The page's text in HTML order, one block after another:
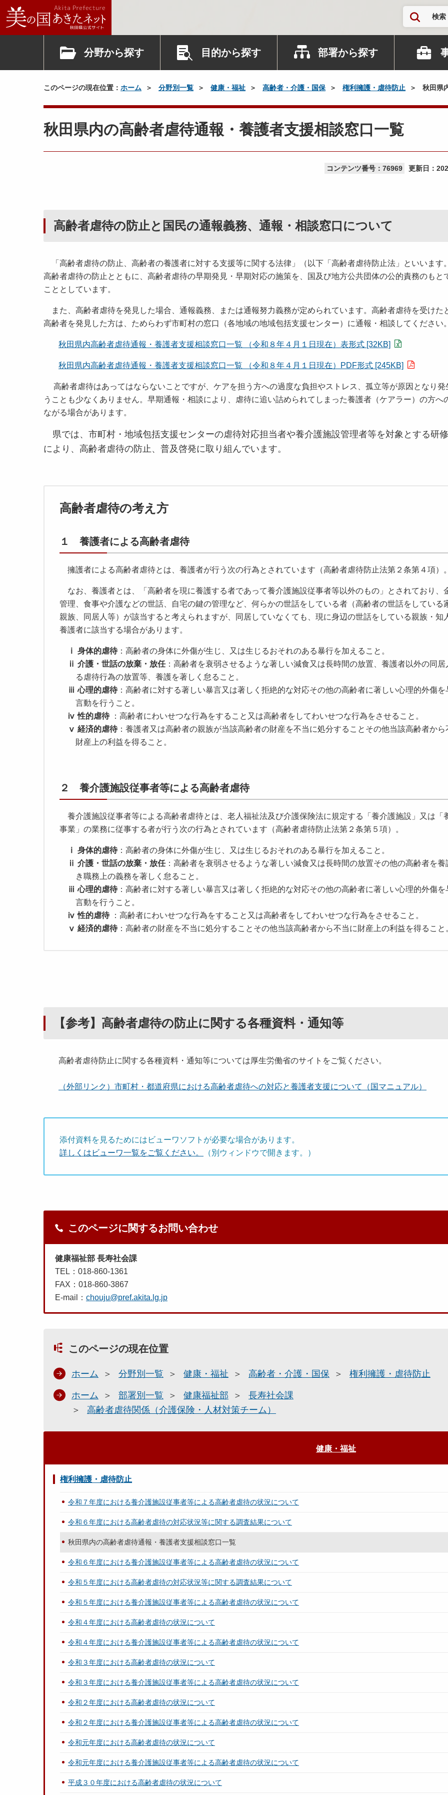
検索
分野から探す 目的から探す 部署から探す
このページの現在位置： ホーム 分野別一覧 健康・福祉 高齢者・介護・国保 権利擁護・虐待防止 秋田県
秋田県内の高齢者虐待通報・養護者支援相談窓口一覧
コンテンツ番号：76969 更新日：
高齢者虐待の防止と国民の通報義務、通報・相談窓口について
「高齢者虐待の防止、高齢者の養護者に対する支援等に関する法律」（以下「高齢者虐待防止法」といいます
高齢者虐待の防止とともに、高齢者虐待の早期発見・早期対応の施策を、国及び地方公共団体の公的責務のもと
こととしています。
また、高齢者虐待を発見した場合、通報義務、または通報努力義務が定められています。高齢者虐待を受けた
高齢者を発見した方は、ためらわず市町村の窓口（各地域の地域包括支援センター）に通報・相談してください
秋田県内高齢者虐待通報・養護者支援相談窓口一覧 （令和８年４月１日現在）表形式 [32KB]
秋田県内高齢者虐待通報・養護者支援相談窓口一覧 （令和８年４月１日現在）PDF形式 [245KB]
高齢者虐待はあってはならないことですが、ケアを担う方への過度な負担やストレス、孤立等が原因となり発
うことも少なくありません。早期通報・相談により、虐待に追い詰められてしまった養護者（ケアラー）の方へ
ながる場合があります。
県では、市町村・地域包括支援センターの虐待対応担当者や養介護施設管理者等を対象とする研
により、高齢者虐待の防止、普及啓発に取り組んでいます。
高齢者虐待の考え方
１ 養護者による高齢者虐待
擁護者による高齢者虐待とは、養護者が行う次の行為とされています（高齢者虐待防止法第２条第４項）
なお、養護者とは、「高齢者を現に養護する者であって養介護施設従事者等以外のもの」とされており、
管理、食事や介護などの世話、自宅の鍵の管理など、何らかの世話をしている者（高齢者の世話をしている
親族、同居人等）が該当すると考えられますが、同居していなくても、現に身辺の世話をしている親族・知
養護者に該当する場合があります。
ⅰ 身体的虐待：高齢者の身体に外傷が生じ、又は生じるおそれのある暴行を加えること。
ⅱ 介護・世話の放棄・放任：高齢者を衰弱させるような著しい減食又は長時間の放置、養護者以外の同居
る虐待行為の放置等、養護を著しく怠ること。
ⅲ 心理的虐待：高齢者に対する著しい暴言又は著しく拒絶的な対応その他の高齢者に著しい心理的外傷を
言動を行うこと。
ⅳ 性的虐待：高齢者にわいせつな行為をすること又は高齢者をしてわいせつな行為をさせること。
ⅴ 経済的虐待：養護者又は高齢者の親族が当該高齢者の財産を不当に処分することその他当該高齢者から
財産上の利益を得ること。
２ 養介護施設従事者等による高齢者虐待
養介護施設従事者等による高齢者虐待とは、老人福祉法及び介護保険法に規定する「養介護施設」又は「
事業」の業務に従事する者が行う次の行為とされています（高齢者虐待防止法第２条第５項）。
ⅰ 身体的虐待：高齢者の身体に外傷が生じ、又は生じるおそれのある暴行を加えること。
ⅱ 介護・世話の放棄・放任：高齢者を衰弱させるような著しい減食又は長時間の放置その他の高齢者を養
き職務上の義務を著しく怠ること。
ⅲ 心理的虐待：高齢者に対する著しい暴言又は著しく拒絶的な対応その他の高齢者に著しい心理的外傷を
言動を行うこと。
ⅳ 性的虐待：高齢者にわいせつな行為をすること又は高齢者をしてわいせつな行為をさせること。
ⅴ 経済的虐待：高齢者の財産を不当に処分することその他当該高齢者から不当に財産上の利益を得ること
【参考】高齢者虐待の防止に関する各種資料・通知等
高齢者虐待防止に関する各種資料・通知等については厚生労働省のサイトをご覧ください。
（外部リンク）市町村・都道府県における高齢者虐待への対応と養護者支援について（国マニュアル）
添付資料を見るためにはビューワソフトが必要な場合があります。
詳しくはビューワ一覧をご覧ください。
（別ウィンドウで開きます。）
このページに関するお問い合わせ
健康福祉部 長寿社会課
TEL：018-860-1361
FAX：018-860-3867
E-mail： chouju@pref.akita.lg.jp
このページの現在位置
ホーム 分野別一覧 健康・福祉 高齢者・介護・国保 権利擁護・虐待防止
ホーム 部署別一覧 健康福祉部
長寿社会課
高齢者虐待関係（介護保険・人材対策チーム）
健康・福祉
権利擁護・虐待防止
令和７年度における養介護施設従事者等による高齢者虐待の状況について
令和６年度における高齢者虐待の対応状況等に関する調査結果について
秋田県内の高齢者虐待通報・養護者支援相談窓口一覧
令和６年度における養介護施設従事者等による高齢者虐待の状況について
令和５年度における高齢者虐待の対応状況等に関する調査結果について
令和５年度における養介護施設従事者等による高齢者虐待の状況について
令和４年度における高齢者虐待の状況について
令和４年度における養介護施設従事者等による高齢者虐待の状況について
令和３年度における高齢者虐待の状況について
令和３年度における養介護施設従事者等による高齢者虐待の状況について
令和２年度における高齢者虐待の状況について
令和２年度における養介護施設従事者等による高齢者虐待の状況について
令和元年度における高齢者虐待の状況について
令和元年度における養介護施設従事者等による高齢者虐待の状況について
平成３０年度における高齢者虐待の状況について